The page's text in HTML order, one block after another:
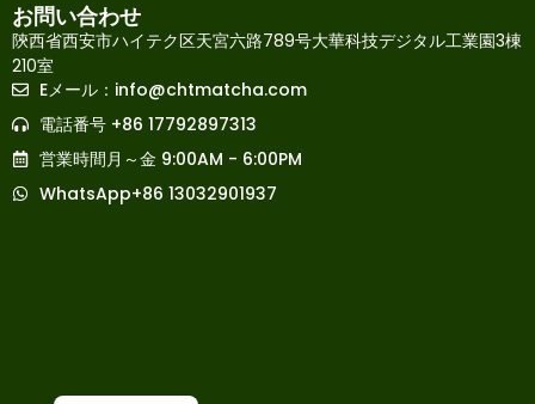
お問い合わせ
陝西省西安市ハイテク区天宮六路789号大華科技デジタル工業園3棟
210室
Eメール： info@chtmatcha.com
電話番号 +86 17792897313
営業時間月～金 9:00AM - 6:00PM
WhatsApp+86 13032901937
Korean
Russian